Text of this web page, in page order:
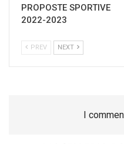
PROPOSTE SPORTIVE
2022-2023
PREV NEXT
I